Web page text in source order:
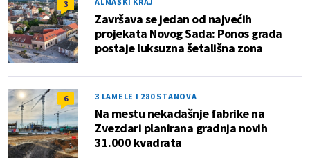
3
Završava se jedan od najvećih
projekata Novog Sada: Ponos grada
postaje luksuzna šetališna zona
6 3 LAMELE I 280 STANOVA
Na mestu nekadašnje fabrike na
Zvezdari planirana gradnja novih
31.000 kvadrata